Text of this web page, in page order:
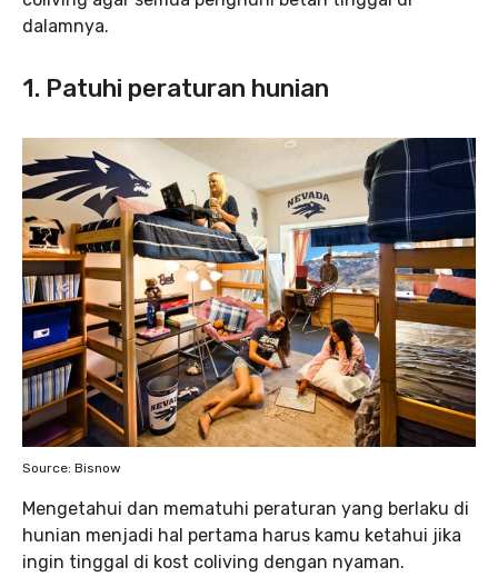
dalamnya.
1. Patuhi peraturan hunian
Source: Bisnow
Mengetahui dan mematuhi peraturan yang berlaku di
hunian menjadi hal pertama harus kamu ketahui jika
ingin tinggal di kost coliving dengan nyaman.